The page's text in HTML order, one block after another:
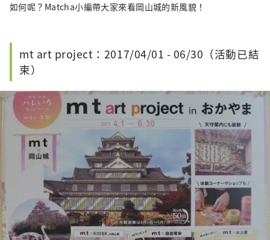
如何呢？Matcha小編帶大家來看岡山城的新風貌！
mt art project：2017/04/01 - 06/30（活動已結
束）